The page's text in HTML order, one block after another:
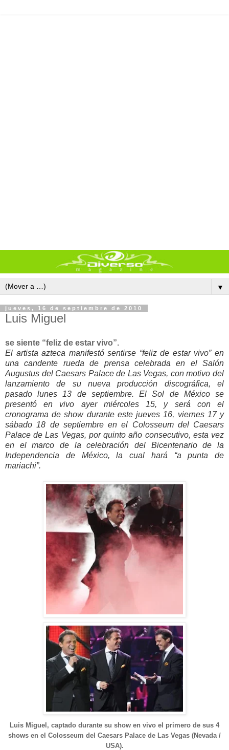
▼
jueves, 16 de septiembre de 2010
Luis Miguel
se siente “feliz de estar vivo”.
El artista azteca manifestó sentirse “feliz de estar vivo” en
una candente rueda de prensa celebrada en el Salón
Augustus del Caesars Palace de Las Vegas, con motivo del
lanzamiento de su nueva producción discográfica, el
pasado lunes 13 de septiembre. El Sol de México se
presentó en vivo ayer miércoles 15, y será con el
cronograma de show durante este jueves 16, viernes 17 y
sábado 18 de septiembre en el Colosseum del Caesars
Palace de Las Vegas, por quinto año consecutivo, esta vez
en el marco de la celebración del Bicentenario de la
Independencia de México, la cual hará “a punta de
mariachi”.
Luis Miguel, captado durante su show en vivo el primero de sus 4
shows en el Colosseum del Caesars Palace de Las Vegas (Nevada /
USA).